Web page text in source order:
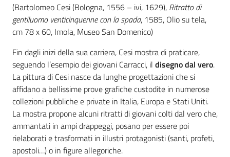
(Bartolomeo Cesi (Bologna, 1556 – ivi, 1629), Ritratto di
gentiluomo venticinquenne con la spada, 1585, Olio su tela,
cm 78 x 60, Imola, Museo San Domenico)
Fin dagli inizi della sua carriera, Cesi mostra di praticare,
seguendo l’esempio dei giovani Carracci, il disegno dal vero.
La pittura di Cesi nasce da lunghe progettazioni che si
affidano a bellissime prove grafiche custodite in numerose
collezioni pubbliche e private in Italia, Europa e Stati Uniti.
La mostra propone alcuni ritratti di giovani colti dal vero che,
ammantati in ampi drappeggi, posano per essere poi
rielaborati e trasformati in illustri protagonisti (santi, profeti,
apostoli…) o in figure allegoriche.